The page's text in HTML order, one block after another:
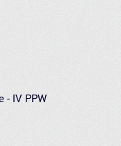
- IV PPW